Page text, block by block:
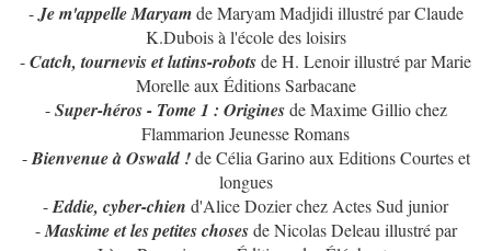
-Je m'appelle Maryamde Maryam Madjidi illustré par Claude
K.Dubois à l'école des loisirs
-Catch, tournevis et lutins-robotsde H. Lenoir illustré par Marie
Morelle aux Éditions Sarbacane
-Super-héros - Tome 1 : Originesde Maxime Gillio chez
Flammarion Jeunesse Romans
-Bienvenue à Oswald !de Célia Garino aux Editions Courtes et
longues
-Eddie, cyber-chien d'Alice Dozier chez Actes Sud junior
-Maskime et les petites choses de Nicolas Deleau illustré par